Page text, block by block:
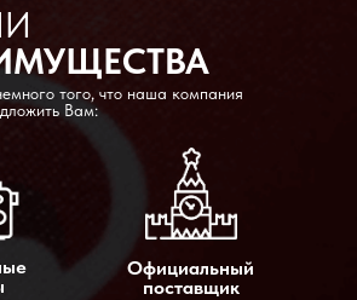
того, что наша компания
Вам:
Официальный
поставщик